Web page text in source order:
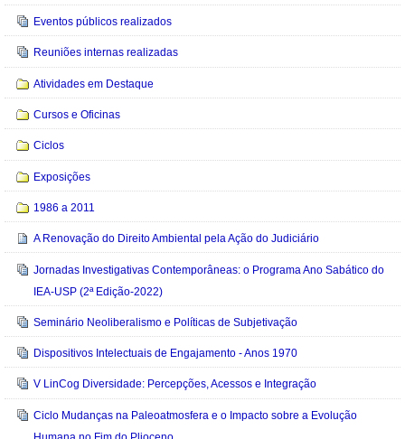
Eventos públicos realizados
Reuniões internas realizadas
Atividades em Destaque
Cursos e Oficinas
Ciclos
Exposições
1986 a 2011
A Renovação do Direito Ambiental pela Ação do Judiciário
Jornadas Investigativas Contemporâneas: o Programa Ano Sabático do
IEA-USP (2ª Edição-2022)
Seminário Neoliberalismo e Políticas de Subjetivação
Dispositivos Intelectuais de Engajamento - Anos 1970
V LinCog Diversidade: Percepções, Acessos e Integração
Ciclo Mudanças na Paleoatmosfera e o Impacto sobre a Evolução